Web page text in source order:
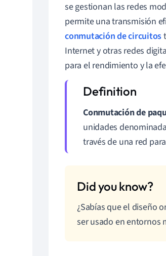
se gestionan las redes
permite una transmisión
conmutación de circuitos
Internet y otras redes
para el rendimiento y la
Conmutación de
unidades
través de una red
¿Sabías que el diseño
ser usado en entornos